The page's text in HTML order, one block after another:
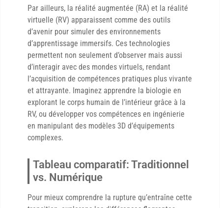
Par ailleurs, la réalité augmentée (RA) et la réalité
virtuelle (RV) apparaissent comme des outils
d’avenir pour simuler des environnements
d’apprentissage immersifs. Ces technologies
permettent non seulement d’observer mais aussi
d’interagir avec des mondes virtuels, rendant
l’acquisition de compétences pratiques plus vivante
et attrayante. Imaginez apprendre la biologie en
explorant le corps humain de l’intérieur grâce à la
RV, ou développer vos compétences en ingénierie
en manipulant des modèles 3D d’équipements
complexes.
Tableau comparatif: Traditionnel
vs. Numérique
Pour mieux comprendre la rupture qu’entraîne cette